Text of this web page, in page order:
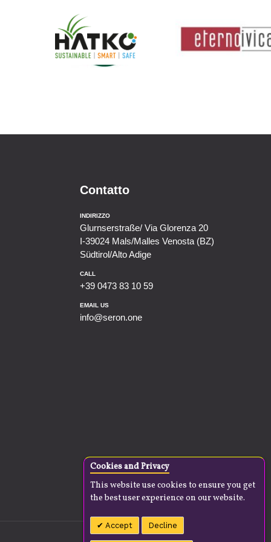
Cookies and Privacy
This website use cookies to ensure you get
the best user experience on our website.
Accept Decline
Contatto
INDIRIZZO
Glurnserstraße/ Via Glorenza 20
I-39024 Mals/Malles Venosta (BZ)
Südtirol/Alto Adige
CALL
+39 0473 83 10 59
EMAIL US
info@seron.one